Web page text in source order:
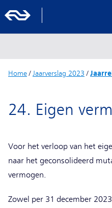
Home/ Jaarverslag 2023 /
24. Eigen
Voor het verloop van het
naar het geconsolideerd
vermogen.
Zowel per 31 december